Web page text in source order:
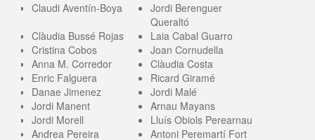
Claudi Aventín-Boya
Jordi Berenguer
Queraltó
Clàudia Bussé Rojas
Laia Cabal Guarro
Cristina Cobos
Joan Cornudella
Anna M. Corredor
Clàudia Costa
Enric Falguera
Ricard Giramé
Danae Jimenez
Jordi Malé
Jordi Manent
Arnau Mayans
Jordi Morell
Lluís Obiols Perearnau
Andrea Pereira
Antoni Peremartí Fort